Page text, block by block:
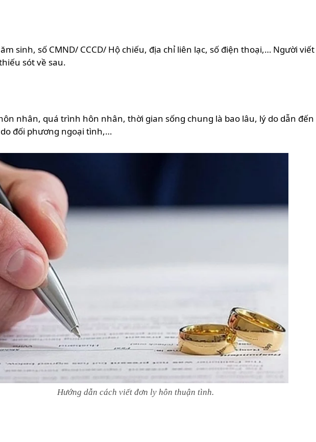
sinh, số CMND/ CCCD/ Hộ chiếu, địa chỉ liên lạc, số điện thoại,… Người
sót về sau.
nhân, quá trình hôn nhân, thời gian sống chung là bao lâu, lý do dẫn
đối phương ngoại tình,…
Hướng dẫn cách viết đơn ly hôn thuận tình.